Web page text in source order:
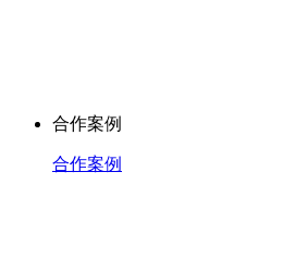
合作案例
合作案例